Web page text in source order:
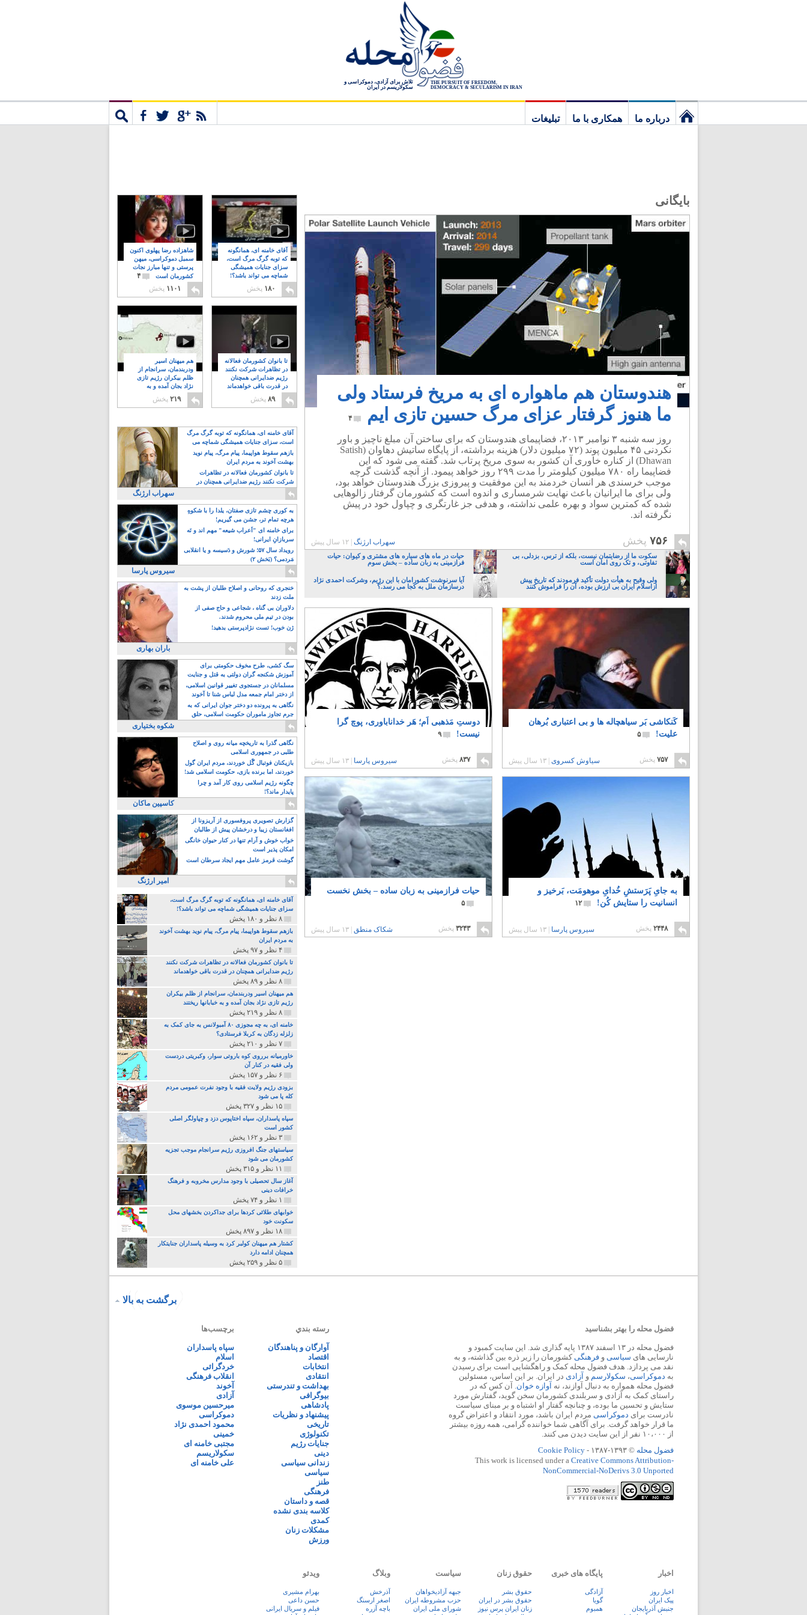
THE PURSUIT OF FREEDOM,
DEMOCRACY & SECULARISM IN IRAN
تلاش برای آزادی، دموکراسی و
سکولاریسم در ایران
درباره ما همکاری با ما
تبلیغات
بایگانی
هندوستان هم ماهواره ای به مریخ فرستاد ولی
ما هنوز گرفتار عزای مرگ حسین تازی ایم
۴
روز سه شنبه ۳ نوامبر ۲۰۱۳، فضاپیمای هندوستان که برای ساختن آن مبلغ ناچیز و باور
نکردنی ۴۵ میلیون پوند (۷۲ میلیون دلار) هزینه برداشته، از پایگاه ساتیش دهاوان (Satish
Dhawan) از کناره خاوری آن کشور به سوی مریخ پرتاب شد. گفته می شود که این
فضاپیما راه ۷۸۰ میلیون کیلومتر را مدت ۲۹۹ روز خواهد پیمود. از آنچه گذشت گرچه
موجب خرسندی هر انسان خردمند به این موفقیت و پیروزی بزرگ هندوستان خواهد بود،
ولی برای ما ایرانیان باعث نهایت شرمساری و اندوه است که کشورمان گرفتار زالوهایی
شده که کمترین سواد و بهره علمی نداشته، و هدفی جز غارتگری و چپاول خود در پیش
نگرفته اند.
۷۵۶ پخش سهراب ارژنگ ۱۲ سال پیش
سکوت ما از رضایتمان نیست، بلکه از ترس، بزدلی، بی
تفاوتی، و تک روی امان است
حیات در ماه های سیاره های مشتری و کیوان: حیات
فرازمینی به زبان ساده – بخش سوم
ولی وقیح به هیأت دولت تأکید فرمودند که تاریخ پیش
ازاسلام ایران بی ارزش بوده، آن را فراموش کنند
آیا سرنوشت کشورامان با این رژیم، وشرکت احمدی نژاد
درسازمان ملل به کجا می رسد.؟
کَنکاشی بَر سیاهچاله ها و بی اعتباری بُرهان
علیت!
۵
۷۵۷ پخش سیاوش کسروی |۱۳ سال پیش
دوستِ مَذهبی اَم؛ هَر خداناباوری، پوچ گرا
نیست!
۹
۸۳۷پخش سیروس پارسا ۱۳ سال پیش
به جایِ پَرَستشِ خُدایِ موهومَت، بَرخیز و
انسانیت را ستایش کُن!
۱۲
۲۴۴۸ پخش سیروس پارسا |۱۳ سال پیش
حیات فرازمینی به زبان ساده – بخش نخست
۵
۳۲۴۳پخش شکاک منطق ۱۳ سال پیش
شاهزاده رضا پهلوی اکنون
سمبل دموکراسی، میهن
پرستی و تنها مبارز نجات
کشورمان است
۴
۱۱۰۱ پخش
آقای خامنه ای، همانگونه
که توبه گرگ مرگ است،
سزای جنایات همیشگی
شماچه می تواند باشد؟!
۸
۱۸۰ پخش
هم میهنان اسیر
ودربندمان، سرانجام از
ظلم بیکران رژیم تازی
نژاد بجان آمده و به
۲۱۹ پخش
تا بانوان کشورمان فعالانه
در تظاهرات شرکت نکنند
رژیم ضدایرانی همچنان
در قدرت باقی خواهدماند
۸
۸۹ پخش
آقای خامنه ای، همانگونه که توبه گرگ مرگ
است، سزای جنایات همیشگی شماچه می
تواند باشد؟!
بازهم سقوط هواپیما، پیام مرگ، پیام نوید
بهشت آخوند به مردم ایران
تا بانوان کشورمان فعالانه در تظاهرات
شرکت نکنند رژیم ضدایرانی همچنان در
قدرت باقی خواهدماند
سهراب ارژنگ
به کوری چشم تازی صفتان، یلدا را با شکوهِ
هرچه تمام تر، جشن می گیریم!
برای خامنه ای "اَعراب شیعه" مهم اند و نَه
سربازانِ ایرانی!
رویداد سال ۵۷؛ شورش و دَسیسه و یا انقلابی
مَردمی؟ (بَخش ۲)
سیروس پارسا
خنجری که روحانی و اصلاح طلبان از پشت به
ملت زدند
دلاوران بی گناه ، شجاعی و حاج صفی از
بودن در تیم ملی محروم شدند.
ژن خوب! تست نژادپرستی بدهید!
باران بهاری
سگ کشی، طرح مخوف حکومتی برای
آموزش شکنجه گران دولتی به قتل و جنایت
بیشتر
مسلمانان در جستجوی تغییر قوانین اسلامی،
از دختر امام جمعه مدل لباس شنا تا آخوند
مسلمان همجنسگرا!
نگاهی به پرونده دو دختر جوان ایرانی که به
جرم تجاوز ماموران حکومت اسلامی، حلق
آویز شدند!
شکوه بختیاری
نگاهی گذرا به تاریخچه میانه روی و اصلاح
طلبی در جمهوری اسلامی
بازیکنان فوتبال گًل خوردند، مردم ایران گول
خوردند، اما برنده بازی، حکومت اسلامی شد!
چگونه رژیم اسلامی روی کار آمد و چرا
پایدار ماند؟!
کاسپین ماکان
گزارش تصویری پروفسوری از آریزونا از
افغانستان زیبا و درخشان پیش از طالبان
خواب خوش و آرام تنها در کنار حیوان خانگی
امکان پذیر است
گوشت قرمز عامل مهم ایجاد سرطان است
امیر ارژنگ
آقای خامنه ای، همانگونه که توبه گرگ مرگ است،
سزای جنایات همیشگی شماچه می تواند باشد؟!
۸ نظر و ۱۸۰ پخش
بازهم سقوط هواپیما، پیام مرگ، پیام نوید بهشت آخوند
به مردم ایران
۴ نظر و ۹۷ پخش
تا بانوان کشورمان فعالانه در تظاهرات شرکت نکنند
رژیم ضدایرانی همچنان در قدرت باقی خواهدماند
۸ نظر و ۸۹ پخش
هم میهنان اسیر ودربندمان، سرانجام از ظلم بیکران
رژیم تازی نژاد بجان آمده و به خبابانها ریختند
۸ نظر و ۲۱۹ پخش
خامنه ای، به چه مجوزی ۸۰ آمبولانس به جای کمک به
زلزله زدگان به کربلا فرستادی؟
۷ نظر و ۲۱۰ پخش
خاورمیانه برروی کوه باروتی سوار، وکبریتی دردست
ولی فقیه در کنار آن
۶ نظر و ۱۵۷ پخش
بزودی رژیم ولایت فقیه با وجود نفرت عمومی مردم
کله پا می شود
۱۵ نظر و ۳۲۷ پخش
سپاه پاسداران، سپاه اختاپوس دزد و چپاولگر اصلی
کشور است
۳ نظر و ۱۶۲ پخش
سیاستهای جنگ افروزی رژیم سرانجام موجب تجزیه
کشورمان می شود
۱۱ نظر و ۳۱۵ پخش
آغاز سال تحصیلی با وجود مدارس مخروبه و فرهنگ
خرافات دینی
۱ نظر و ۷۴ پخش
خوابهای طلائی کردها برای جداکردن بخشهای محل
سکونت خود
۱۸ نظر و ۸۹۷ پخش
کشتار هم میهنان کولبر کرد به وسیله پاسداران جنایتکار
همچنان ادامه دارد
۵ نظر و ۲۵۹ پخش
برگشت به بالا
فضول محله را بهتر بشناسید
فضول محله در ۱۳ اسفند ۱۳۸۷ پایه گذاری شد. این سایت کمبود و
نارسایی های سیاسی و فرهنگیکشورمان را زیر ذره بین گذاشته، و به
نقد می پردازد. هدف فضول محله کمک و راهگشایی است برای رسیدن
به دموکراسی، سکولارسم و آزادی در ایران. بر این اساس، مسئولین
فضول محله همواره به دنبال آوازند، نه آوازه خوان. آن کس که در
راستای کمک به آزادی و سربلندی کشورمان سخن گوید، گفتارش مورد
ستایش و تحسین ما بوده، و چنانچه گفتار او اشتباه و بر مبنای سیاست
نادرست برای دموکراسی مردم ایران باشد، مورد انتقاد و اعتراض گروه
ما قرار خواهد گرفت. برای آگاهی شما خواننده گرامی، همه روزه بیشتر
از ۱۰،۰۰۰ نفر از این سایت دیدن می کنند.
فضول محله © ۱۳۹۳-۱۳۸۷ -
Cookie Policy
This work is licensed under a Creative Commons Attribution-
NonCommercial-NoDerivs 3.0 Unported
رسته بندي
آوارگان و پناهندگان
اقتصاد
انتخابات
انتقادی
بهداشت و تندرستی
بیوگرافی
پادشاهی
پیشنهاد و نظریات
تاریخی
تکنولوژی
جنایات رژیم
دینی
زندانی سیاسی
سیاسی
طنز
فرهنگی
قصه و داستان
کلاسه بندی نشده
کمدی
مشکلات زنان
ورزش
برچسب‌ها
سپاه پاسداران
اسلام
خردگرائی
انقلاب فرهنگی
آخوند
آزادی
میرحسین موسوی
دموکراسی
محمود احمدی نژاد
خمینی
مجتبی خامنه ای
سکولاریسم
علی خامنه ای
اخبار
اخبار روز
پيک ايران
جنبش آذربایجان
پایگاه های خبری
آزادگی
گویا
همبوم
حقوق زنان
حقوق بشر
حقوق بشر در ایران
زنان ايران پرس نيوز
سیاست
جبهه آزادیخواهان
حزب مشروطه ایران
شورای ملی ایران
وبلاگ
آذرخش
اصغر ارسنگ
باچه آزره
ویدئو
بهرام مشیری
حسن داعی
فيلم و سريال ايرانی